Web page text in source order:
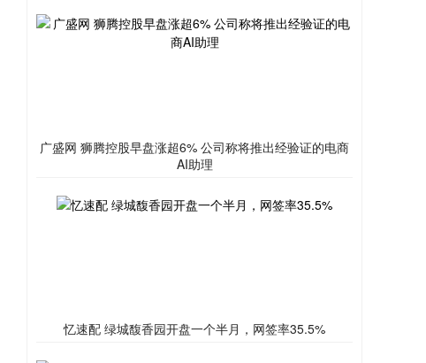
广盛网 狮腾控股早盘涨超6% 公司称将推出经验证的电商
AI助理
忆速配 绿城馥香园开盘一个半月，网签率35.5%